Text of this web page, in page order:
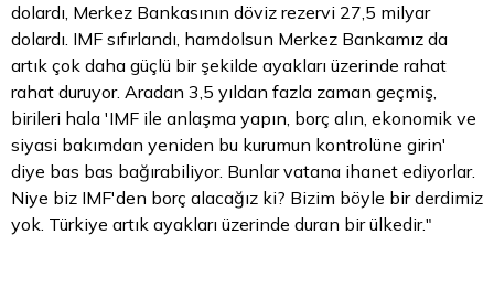
dolardı, Merkez Bankasının döviz rezervi 27,5 milyar
dolardı. IMF sıfırlandı, hamdolsun Merkez Bankamız da
artık çok daha güçlü bir şekilde ayakları üzerinde rahat
rahat duruyor. Aradan 3,5 yıldan fazla zaman geçmiş,
birileri hala 'IMF ile anlaşma yapın, borç alın, ekonomik ve
siyasi bakımdan yeniden bu kurumun kontrolüne girin'
diye bas bas bağırabiliyor. Bunlar vatana ihanet ediyorlar.
Niye biz IMF'den borç alacağız ki? Bizim böyle bir derdimiz
yok. Türkiye artık ayakları üzerinde duran bir ülkedir."